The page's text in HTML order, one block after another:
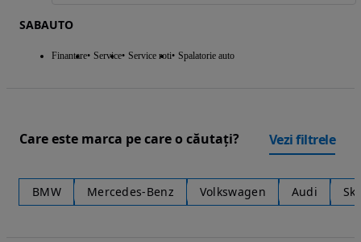
SABAUTO
Finantare Service Service roti Spalatorie auto
Care este marca pe care o căutați? Vezi filtrele
BMW Mercedes-Benz Volkswagen Audi